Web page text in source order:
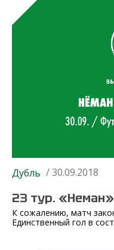
Дубль / 30.09.2018
23 тур.
К сожалению, матч
Единственный гол в